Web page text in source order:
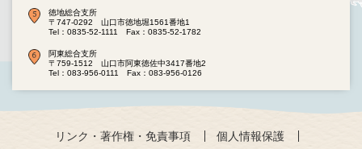
徳地総合支所
〒747-0292 山口市徳地堀1561番地1
Tel：0835-52-1111
Fax：0835-52-1782
阿東総合支所
〒759-1512 山口市阿東徳佐中3417番地2
Tel：083-956-0111
Fax：083-956-0126
リンク・著作権・免責事項 個人情報保護